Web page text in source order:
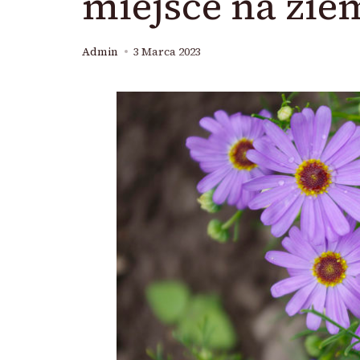
Admin 3 Marca 2023